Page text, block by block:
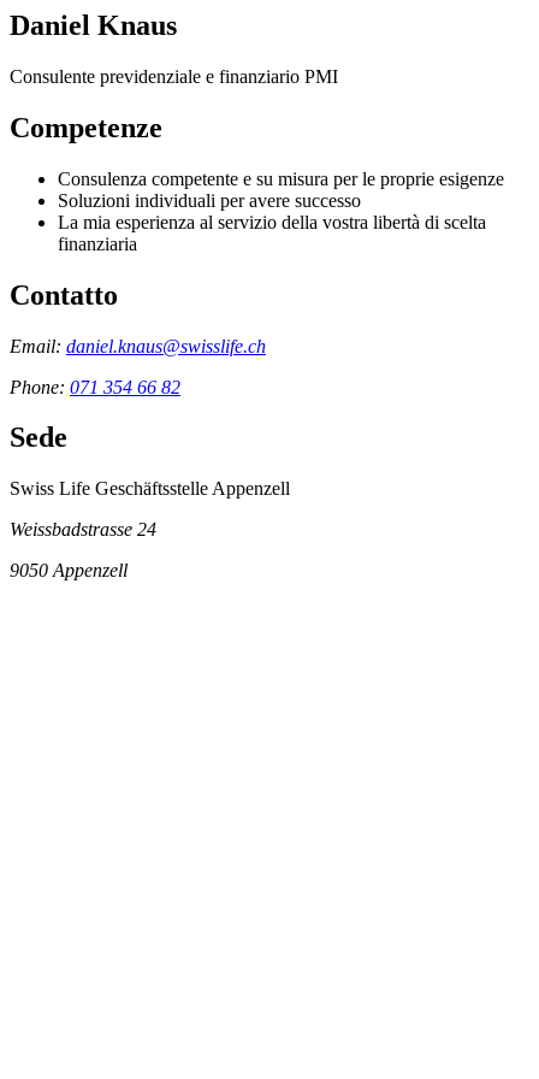
Daniel Knaus
Consulente previdenziale e finanziario PMI
Competenze
Consulenza competente e su misura per le proprie esigenze
Soluzioni individuali per avere successo
La mia esperienza al servizio della vostra libertà di scelta
finanziaria
Contatto
Email: daniel.knaus@swisslife.ch
Phone: 071 354 66 82
Sede
Swiss Life Geschäftsstelle Appenzell
Weissbadstrasse 24
9050 Appenzell